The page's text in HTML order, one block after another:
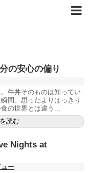
の安心の偏り
牛丼そのものは知ってい
間、思ったよりはっきり
食の世界とは違う...
読む
Nights at
ー